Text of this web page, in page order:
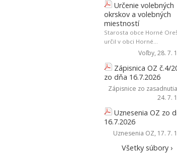
Určenie volebných
okrskov a volebných
miestností
Starosta obce Horné
určil v obci Horné...
Voľby, 28. 7.
Zápisnica OZ č.4/
zo dňa 16.7.2026
Zápisnice zo
24. 7.
Uznesenia OZ zo
16.7.2026
Uznesenia OZ, 17. 7.
Všetky súbory ›